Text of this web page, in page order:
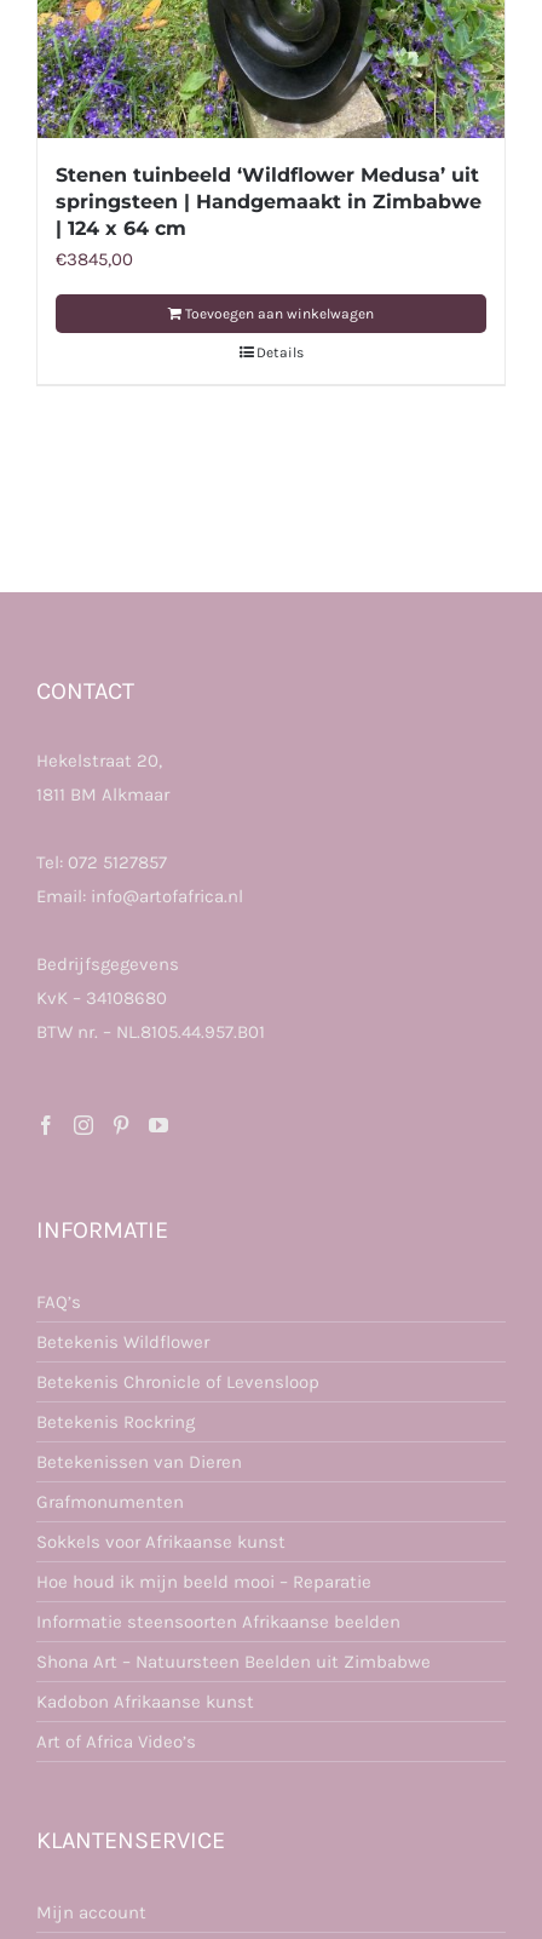
Stenen tuinbeeld ‘Wildflower Medusa’ uit
springsteen | Handgemaakt in Zimbabwe
| 124 x 64 cm
€3845,00
Toevoegen aan winkelwagen
Details
CONTACT
Hekelstraat 20,
1811 BM Alkmaar
Tel: 072 5127857
Email: info@artofafrica.nl
Bedrijfsgegevens
KvK – 34108680
BTW nr. – NL.8105.44.957.B01
INFORMATIE
FAQ’s
Betekenis Wildflower
Betekenis Chronicle of Levensloop
Betekenis Rockring
Betekenissen van Dieren
Grafmonumenten
Sokkels voor Afrikaanse kunst
Hoe houd ik mijn beeld mooi – Reparatie
Informatie steensoorten Afrikaanse beelden
Shona Art – Natuursteen Beelden uit Zimbabwe
Kadobon Afrikaanse kunst
Art of Africa Video’s
KLANTENSERVICE
Mijn account